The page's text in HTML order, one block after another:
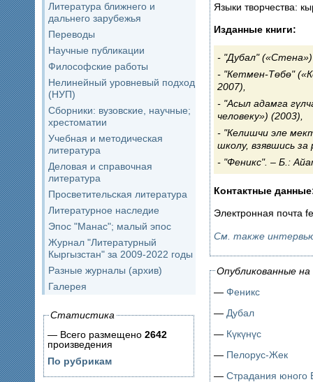
Литература ближнего и
дальнего зарубежья
Переводы
Научные публикации
Философские работы
Нелинейный уровневый подход
(НУП)
Сборники: вузовские, научные;
хрестоматии
Учебная и методическая
литература
Деловая и справочная
литература
Просветительская литература
Литературное наследие
Эпос "Манас"; малый эпос
Журнал "Литературный
Кыргызстан" за 2009-2022 годы
Разные журналы (архив)
Галерея
Статистика
— Всего размещено 2642
произведения
По рубрикам
Языки творчества:
Изданные книги:
"Дубал"
"Кетмен-Төбө"
2007),
"Асыл адамга
человеку») (2003),
"Келишчи эле
школу, взявшись за
"Феникс". – Б.:
Контактные
Электронная почта
См. также
Опубликованные
— Феникс
— Дубал
— Күкүнүс
— Пелорус-Жек
— Страдания юного